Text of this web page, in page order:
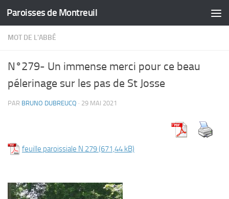
Skip to content
Paroisses de Montreuil
MOT DE L'ABBÉ
N°279- Un immense merci pour ce beau
pélerinage sur les pas de St Josse
PAR BRUNO DUBREUCQ · 29 MAI 2021
feuille paroissiale N 279